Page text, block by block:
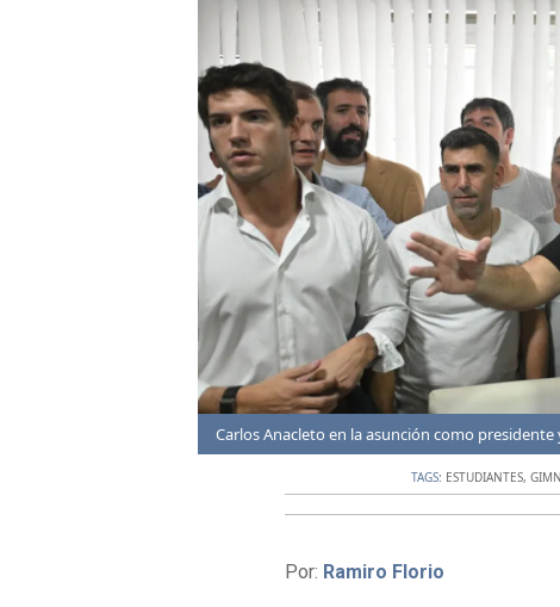
Carlos Anacleto en la asunción como
TAGS: ESTUDIANTES,
Por: Ramiro Florio